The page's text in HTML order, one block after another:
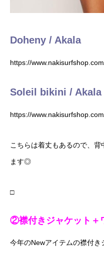
Doheny / Akala
https://
Soleil bikini / Akala
https://
こちらは着丈もあるので、
ます◎
□
②襟付きジャケット＋
今年のNewアイテムの襟付き